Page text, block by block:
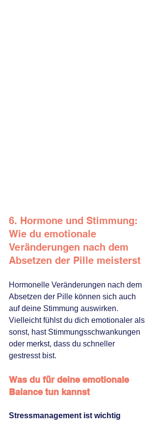
6. Hormone und Stimmung:
Wie du emotionale
Veränderungen nach dem
Absetzen der Pille meisterst
Hormonelle Veränderungen nach dem
Absetzen der Pille können sich auch
auf deine Stimmung auswirken.
Vielleicht fühlst du dich emotionaler als
sonst, hast Stimmungsschwankungen
oder merkst, dass du schneller
gestresst bist.
Was du für deine emotionale
Balance tun kannst
Stressmanagement ist wichtig